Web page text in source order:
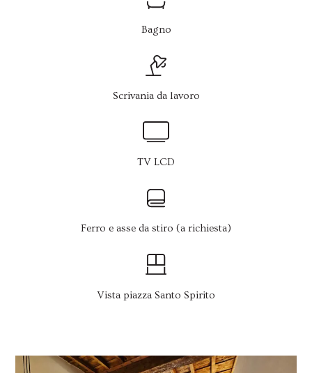
Bagno
Scrivania da lavoro
TV LCD
Ferro e asse da stiro (a richiesta)
Vista piazza Santo Spirito